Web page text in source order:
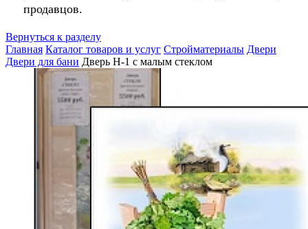
продавцов.
Вернуться к разделу
Главная Каталог товаров и услуг Стройматериалы Двери
Двери для бани Дверь Н-1 с малым стеклом